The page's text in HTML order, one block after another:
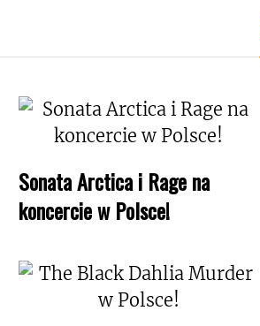
Sonata Arctica i Rage na
koncercie w Polsce!